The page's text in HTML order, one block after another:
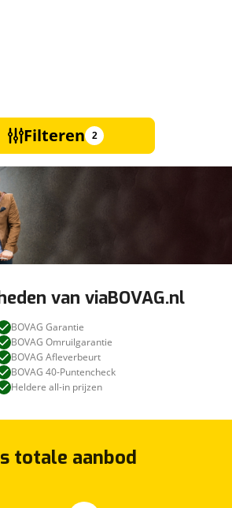
Filteren 2
van viaBOVAG.nl
BOVAG Garantie
BOVAG Omruilgarantie
BOVAG Afleverbeurt
BOVAG 40-Puntencheck
Heldere all-in prijzen
totale aanbod